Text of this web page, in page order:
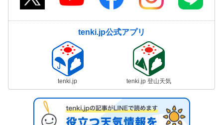
tenki.jp公式アプリ
tenki.jp tenki.jp 登山天気